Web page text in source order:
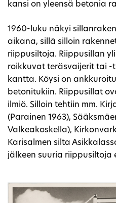
kansi on yleensä betonia
1960-luku näkyi
aikana, sillä silloin
riippusiltoja. Riippusillan
roikkuvat teräsvaijerit tai
kantta. Köysi on
betonitukiin. Riippusillat
ilmiö. Silloin tehtiin mm.
(Parainen 1963),
Valkeakoskella),
Karisalmen silta
jälkeen suuria riippusiltoja